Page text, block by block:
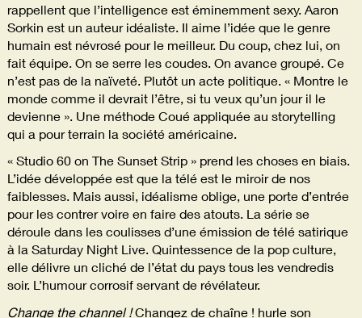
rappellent que l’intelligence est éminemment sexy. Aaron
Sorkin est un auteur idéaliste. Il aime l’idée que le genre
humain est névrosé pour le meilleur. Du coup, chez lui, on
fait équipe. On se serre les coudes. On avance groupé. Ce
n’est pas de la naïveté. Plutôt un acte politique. « Montre le
monde comme il devrait l’être, si tu veux qu’un jour il le
devienne ». Une méthode Coué appliquée au storytelling
qui a pour terrain la société américaine.
« Studio 60 on The Sunset Strip » prend les choses en biais.
L’idée développée est que la télé est le miroir de nos
faiblesses. Mais aussi, idéalisme oblige, une porte d’entrée
pour les contrer voire en faire des atouts. La série se
déroule dans les coulisses d’une émission de télé satirique
à la Saturday Night Live. Quintessence de la pop culture,
elle délivre un cliché de l’état du pays tous les vendredis
soir. L’humour corrosif servant de révélateur.
Change the channel !Changez de chaîne ! hurle son